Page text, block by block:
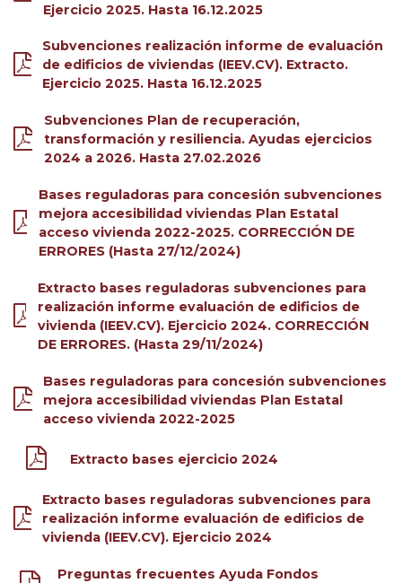
Ejercicio 2025. Hasta 16.12.2025
Subvenciones realización informe de evaluación
de edificios de viviendas (IEEV.CV). Extracto.
Ejercicio 2025. Hasta 16.12.2025
Subvenciones Plan de recuperación,
transformación y resiliencia. Ayudas ejercicios
2024 a 2026. Hasta 27.02.2026
Bases reguladoras para concesión subvenciones
mejora accesibilidad viviendas Plan Estatal
acceso vivienda 2022-2025. CORRECCIÓN DE
ERRORES (Hasta 27/12/2024)
Extracto bases reguladoras subvenciones para
realización informe evaluación de edificios de
vivienda (IEEV.CV). Ejercicio 2024. CORRECCIÓN
DE ERRORES. (Hasta 29/11/2024)
Bases reguladoras para concesión subvenciones
mejora accesibilidad viviendas Plan Estatal
acceso vivienda 2022-2025
Extracto bases ejercicio 2024
Extracto bases reguladoras subvenciones para
realización informe evaluación de edificios de
vivienda (IEEV.CV). Ejercicio 2024
Preguntas frecuentes Ayuda Fondos